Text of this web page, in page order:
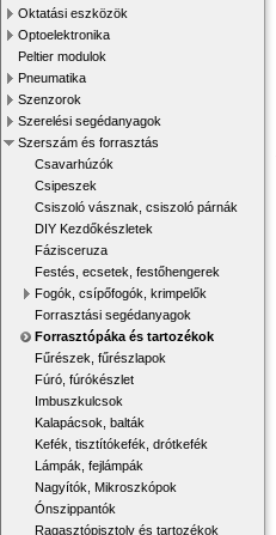
Oktatási eszközök
Optoelektronika
Peltier modulok
Pneumatika
Szenzorok
Szerelési segédanyagok
Szerszám és forrasztás
Csavarhúzók
Csipeszek
Csiszoló vásznak, csiszoló párnák
DIY Kezdőkészletek
Fázisceruza
Festés, ecsetek, festőhengerek
Fogók, csípőfogók, krimpelők
Forrasztási segédanyagok
Forrasztópáka és tartozékok
Fűrészek, fűrészlapok
Fúró, fúrókészlet
Imbuszkulcsok
Kalapácsok, balták
Kefék, tisztítókefék, drótkefék
Lámpák, fejlámpák
Nagyítók, Mikroszkópok
Ónszippantók
Ragasztópisztoly és tartozékok